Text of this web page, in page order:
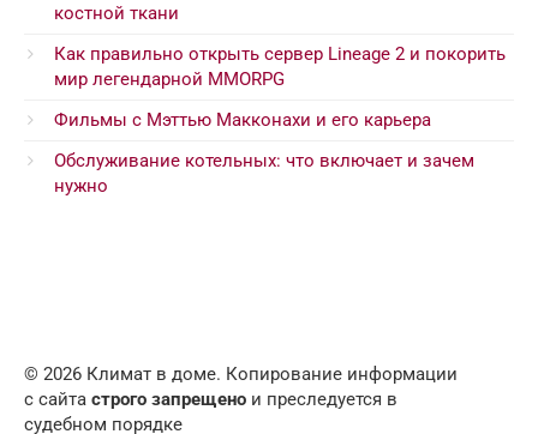
костной ткани
Как правильно открыть сервер Lineage 2 и покорить
мир легендарной MMORPG
Фильмы с Мэттью Макконахи и его карьера
Обслуживание котельных: что включает и зачем
нужно
© 2026 Климат в доме. Копирование информации
с сайта строго запрещено и преследуется в
судебном порядке